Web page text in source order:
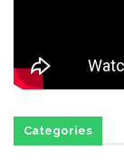
Categories